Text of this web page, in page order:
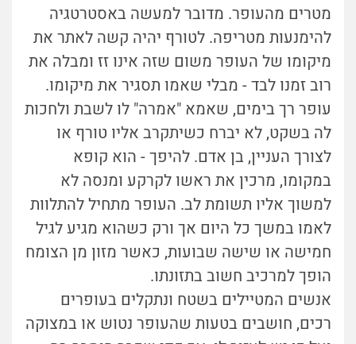
מטרים מהעופר. מדובר למעשה באסטרטגיה
להימנעות מטריפה. לטורף יהיה קשה לאתר את
מיקומו של העופר משום שזה אינו זז ומבלה את
רוב זמנו לבד - מבלי שאמו תסגיר את מיקומו.
עופר רך בימים, שאמא "אמרה" לו לשבת ולחכות
לה בשקט, לא יברח כשיתקרב אליו טורף או
לצורך העניין, בן אדם. להיפך - הוא קופא
במקומו, מרכין את ראשו לקרקע ומנסה לא
למשוך אליו תשומת לב. העופר מתחיל להתלוות
לאמו במשך כל היום אך ורק כשהוא מגיע לגיל
חמישה או שישה שבועות, כאשר מזון מן הצומח
הופך למרכיב חשוב בתזונתו.
אנשים המטיילים בשטח ונתקלים בעופרים
רכים, חושבים בטעות שהעופר נטוש או במצוקה